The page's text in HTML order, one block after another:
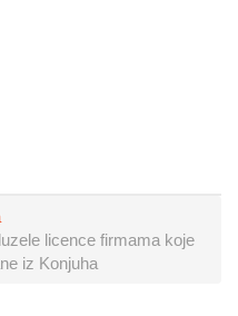
licence firmama koje
iz Konjuha